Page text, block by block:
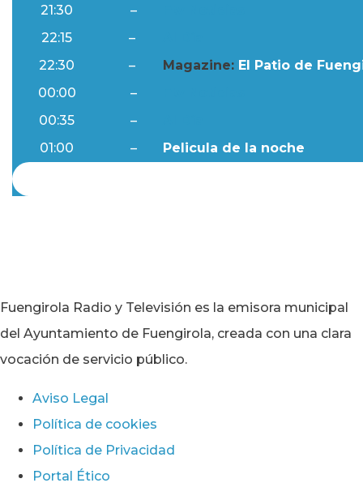
21:30 –
22:15
–
22:30
– Magazine: El Patio de
00:00
–
00:35
–
01:00
– Pelicula de la noche
Fuengirola Radio y Televisión es la emisora municipal
del Ayuntamiento de Fuengirola, creada con una clara
vocación de servicio público.
Aviso Legal
Política de cookies
Política de Privacidad
Portal Ético